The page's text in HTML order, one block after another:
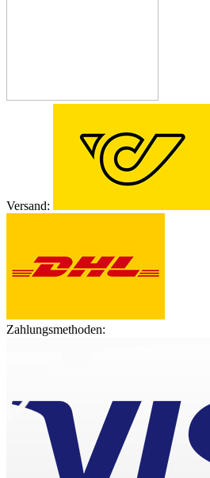
Versand:
Zahlungsmethoden: